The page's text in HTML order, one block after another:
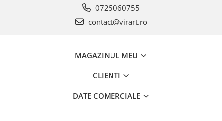
0725060755
contact@virart.ro
MAGAZINUL MEU
CLIENTI
DATE COMERCIALE